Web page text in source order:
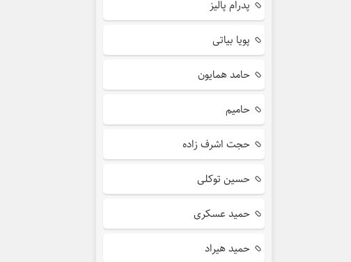
پدرام پالیز
پویا بیاتی
حامد همایون
حامیم
حجت اشرف زاده
حسین توکلی
حمید عسکری
حمید هیراد